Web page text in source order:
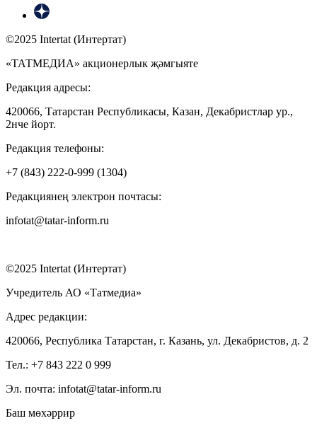
©2025 Intertat (Интертат)
«ТАТМЕДИА» акционерлык җәмгыяте
Редакция адресы:
420066, Татарстан Республикасы, Казан, Декабристлар ур.,
2нче йорт.
Редакция телефоны:
+7 (843) 222-0-999 (1304)
Редакциянең электрон почтасы:
infotat@tatar-inform.ru
©2025 Intertat (Интертат)
Учредитель АО «Татмедиа»
Адрес редакции:
420066, Республика Татарстан, г. Казань, ул. Декабристов, д. 2
Тел.: +7 843 222 0 999
Эл. почта: infotat@tatar-inform.ru
Баш мөхәррир